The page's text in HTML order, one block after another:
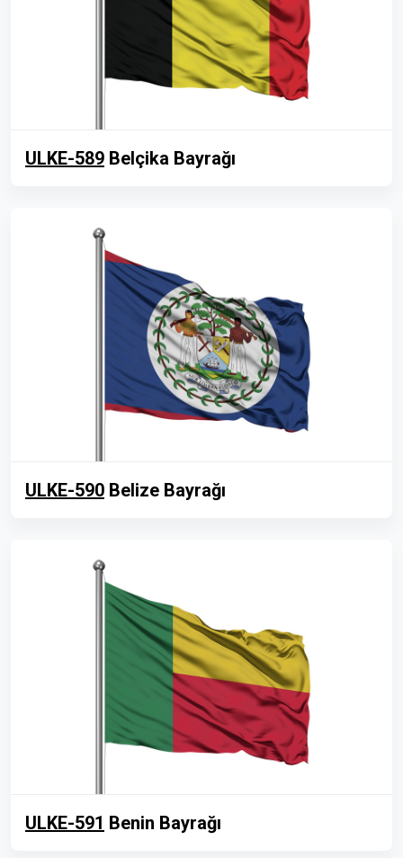
ULKE-589 Belçika Bayrağı
ULKE-590 Belize Bayrağı
ULKE-591 Benin Bayrağı